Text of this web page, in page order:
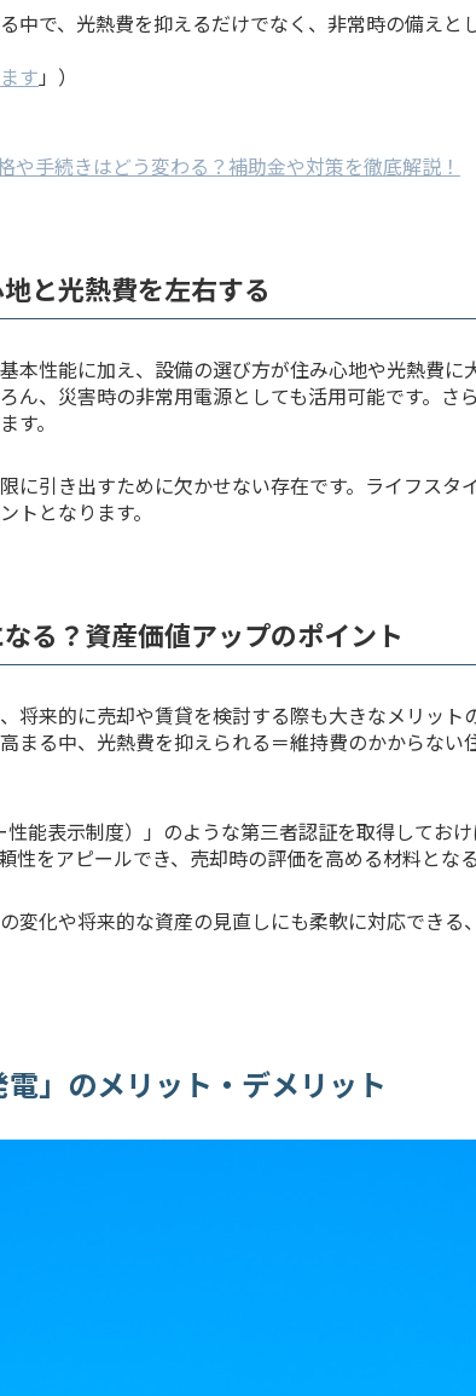
中で、光熱費を抑えるだけでなく、非常時の備えと
す 」）
手続きはどう変わる？補助金や対策を徹底解説！
と光熱費を左右する
本性能に加え、設備の選び方が住み心地や光熱費に
ん、災害時の非常用電源としても活用可能です。さ
す。
に引き出すために欠かせない存在です。ライフスタ
トとなります。
る？資産価値アップのポイント
将来的に売却や賃貸を検討する際も大きなメリット
まる中、光熱費を抑えられる＝維持費のかからない
性能表示制度）」のような第三者認証を取得してお
をアピールでき、売却時の評価を高める材料となる
変化や将来的な資産の見直しにも柔軟に対応できる
」のメリット・デメリット